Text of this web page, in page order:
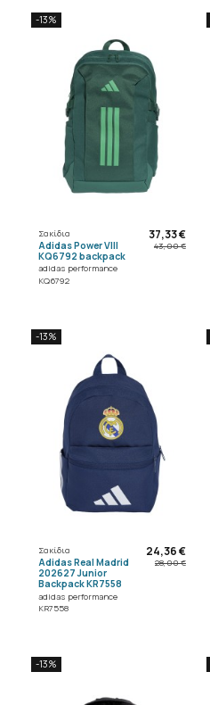
-13%
Σακίδια
Adidas Power VIII
KQ6792 backpack
adidas performance
KQ6792
37,33 €
43,00 €
-13%
Σακίδια
Adidas Real Madrid
202627 Junior
Backpack KR7558
adidas performance
KR7558
24,36 €
28,00 €
-13%